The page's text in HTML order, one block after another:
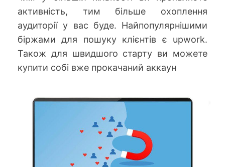
активність, тим більше охоплення
аудиторії у вас буде. Найпопулярнішими
біржами для пошуку клієнтів є upwork.
Також для швидшого старту ви можете
купити собі вже прокачаний аккаун